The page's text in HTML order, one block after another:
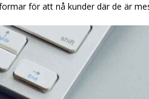
för att nå kunder där de är